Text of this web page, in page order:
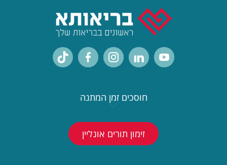
חוסכים זמן המתנה
זימון תורים אונליין